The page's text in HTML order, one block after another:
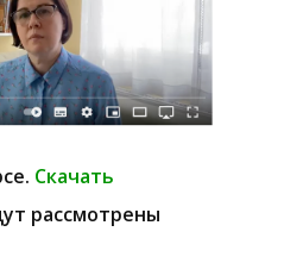
Скачать
рассмотрены